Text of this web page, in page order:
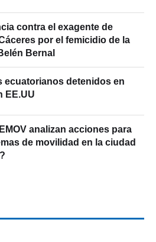
contra el exagente de
por el femicidio de la
Bernal
ecuatorianos detenidos en
EE.UU
analizan acciones para
de movilidad en la ciudad